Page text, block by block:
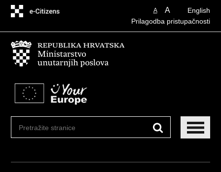
sadržaj
English
A A
Prilagodba pristupačnosti